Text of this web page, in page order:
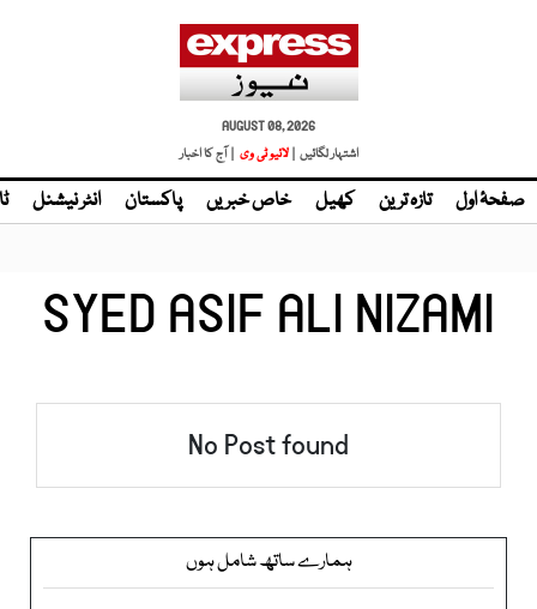
AUGUST 08, 2026
اشتہار لگائیں | لائیو ٹی وی | آج کا اخبار
صفحۂ اول تازہ ترین کھیل خاص خبریں پاکستان انٹر نیشنل
SYED ASIF ALI NIZAMI
No Post found
ہمارے ساتھ شامل ہوں